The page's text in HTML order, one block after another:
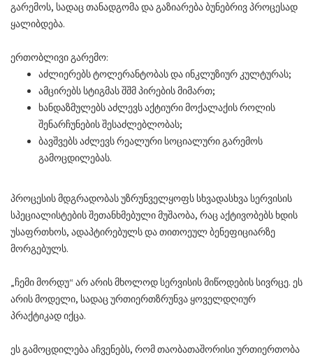
გარემოს, სადაც თანადგომა და გაზიარება ბუნებრივ პროცესად
ყალიბდება.
ერთობლივი გარემო:
აძლიერებს ტოლერანტობას და ინკლუზიურ კულტურას;
ამცირებს სტიგმას შშმ პირების მიმართ;
ხანდაზმულებს აძლევს აქტიური მოქალაქის როლის
შენარჩუნების შესაძლებლობას;
ბავშვებს აძლევს რეალური სოციალური გარემოს
გამოცდილებას.
პროცესის მდგრადობას უზრუნველყოფს სხვადასხვა სერვისის
სპეციალისტების შეთანხმებული მუშაობა, რაც აქტივობებს ხდის
უსაფრთხოს, ადაპტირებულს და თითოეულ ბენეფიციარზე
მორგებულს.
„ჩემი მორდუ“ არ არის მხოლოდ სერვისის მიწოდების სივრცე. ეს
არის მოდელი, სადაც ურთიერთზრუნვა ყოველდღიურ
პრაქტიკად იქცა.
ეს გამოცდილება აჩვენებს, რომ თაობათაშორისი ურთიერთობა